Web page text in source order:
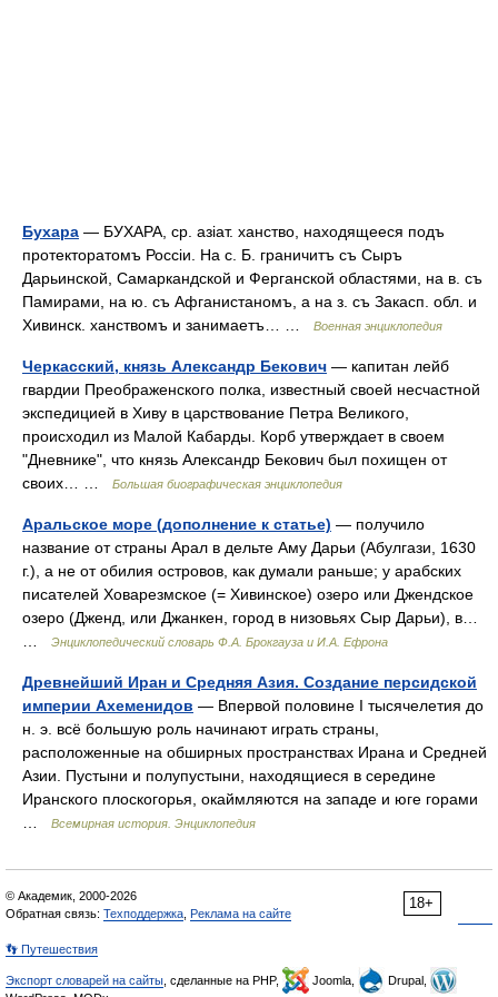
Бухара — БУХАРА, ср. азіат. ханство, находящееся подъ
протекторатомъ Россіи. На с. Б. граничитъ съ Сыръ
Дарьинской, Самаркандской и Ферганской областями, на в. съ
Памирами, на ю. съ Афганистаномъ, а на з. съ Закасп. обл. и
Хивинск. ханствомъ и занимаетъ… …
Военная энциклопедия
Черкасский, князь Александр Бекович — капитан лейб
гвардии Преображенского полка, известный своей несчастной
экспедицией в Хиву в царствование Петра Великого,
происходил из Малой Кабарды. Корб утверждает в своем
"Дневнике", что князь Александр Бекович был похищен от
своих… …
Большая биографическая энциклопедия
Аральское море (дополнение к статье) — получило
название от страны Арал в дельте Аму Дарьи (Абулгази, 1630
г.), а не от обилия островов, как думали раньше; у арабских
писателей Ховарезмское (= Хивинское) озеро или Джендское
озеро (Дженд, или Джанкен, город в низовьях Сыр Дарьи), в…
…
Энциклопедический словарь Ф.А. Брокгауза и И.А. Ефрона
Древнейший Иран и Средняя Азия. Создание персидской
империи Ахеменидов — Впервой половине I тысячелетия до
н. э. всё большую роль начинают играть страны,
расположенные на обширных пространствах Ирана и Средней
Азии. Пустыни и полупустыни, находящиеся в середине
Иранского плоскогорья, окаймляются на западе и юге горами
…
Всемирная история. Энциклопедия
18+
© Академик, 2000-2026
Обратная связь: Техподдержка Реклама на сайте
👣 Путешествия
Экспорт словарей на сайты , сделанные на PHP, Joomla,
Drupal,